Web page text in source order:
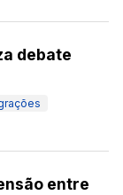
debate
entre